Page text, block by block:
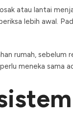
atau lantai
lebih awal.
rumah,
meneka sama